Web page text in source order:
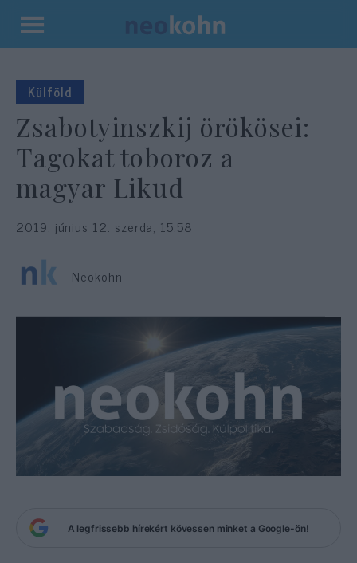
Kilépés
tartalomba
Külföld
Zsabotyinszkij örökösei:
Tagokat toboroz a
magyar Likud
2019. június 12. szerda, 15:58
Neokohn
A legfrissebb hírekért kövessen minket a Google-ön!